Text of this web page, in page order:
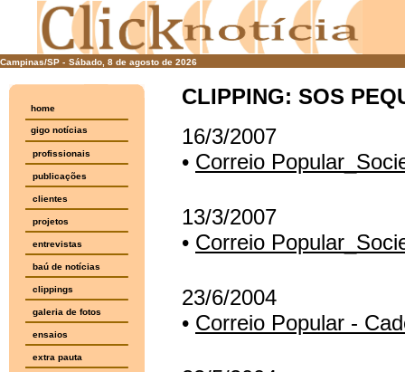
Campinas/SP - Sábado, 8 de agosto de 2026
home
gigo notícias
profissionais
publicações
clientes
projetos
entrevistas
baú de notícias
clippings
galeria de fotos
ensaios
extra pauta
CLIPPING: SOS
16/3/2007
• Correio
13/3/2007
• Correio
23/6/2004
• Correio Popular -